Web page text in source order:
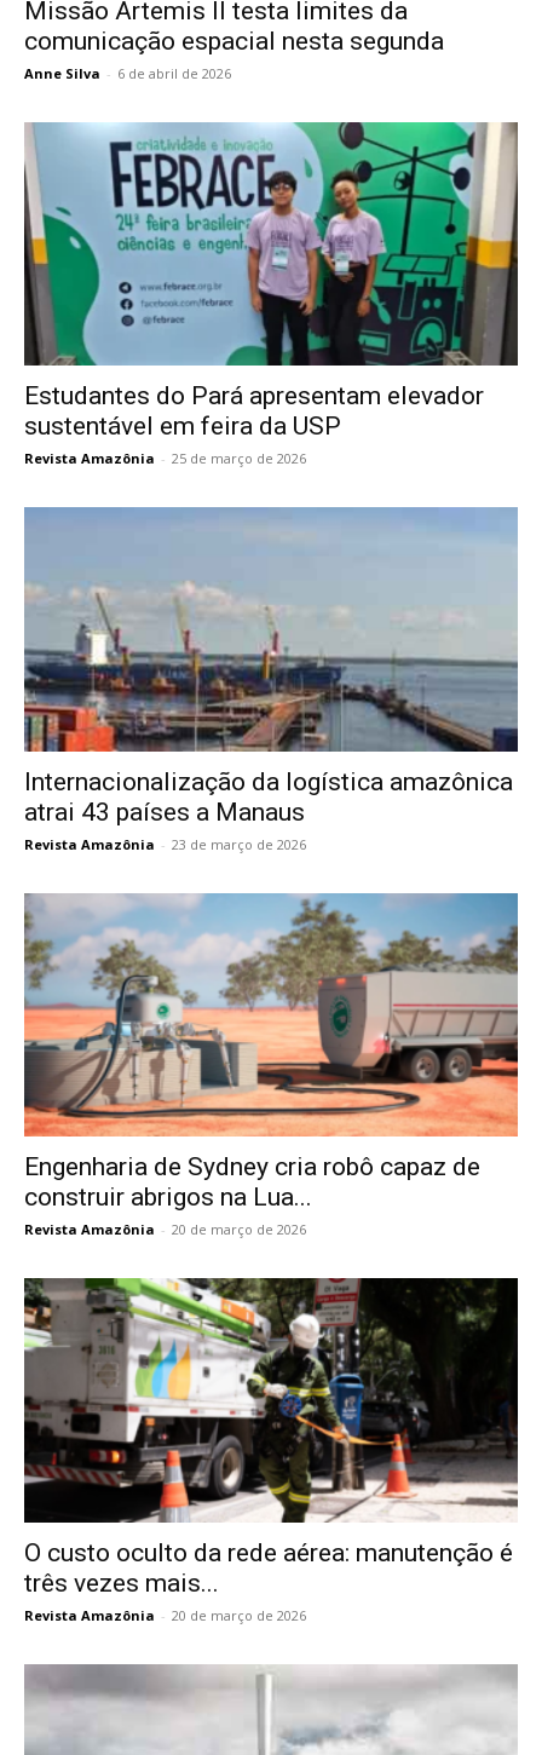
Missão Artemis II testa limites da
comunicação espacial nesta segunda
Anne Silva - 6 de abril de 2026
Estudantes do Pará apresentam elevador
sustentável em feira da USP
Revista Amazônia - 25 de março de 2026
Internacionalização da logística amazônica
atrai 43 países a Manaus
Revista Amazônia - 23 de março de 2026
Engenharia de Sydney cria robô capaz de
construir abrigos na Lua...
Revista Amazônia - 20 de março de 2026
O custo oculto da rede aérea: manutenção é
três vezes mais...
Revista Amazônia - 20 de março de 2026